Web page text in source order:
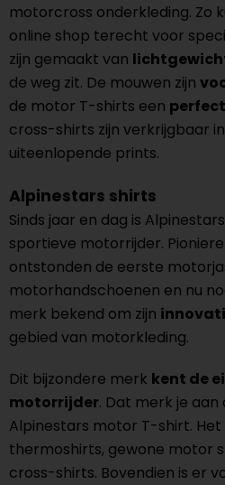
motorcross onderkleding. Zo
online shop terecht voor
zijn gemaakt van
de weg zit. De mouwen zijn
de motor T-shirts een
cross-shirts zijn verkrijgbaar
uiteenlopende prints.
Alpinestars shirts
Sinds jaar en dag is
sportieve motorrijder.
ontstonden de eerste
motorhandschoenen en nu
merk bekend om zijn
gebied van motorkleding.
Dit bijzondere merk kent de
motorrijder. Dat merk je
Alpinestars motor T-shirt.
thermoshirts, gewone motor
cross-shirts. Bovendien is er